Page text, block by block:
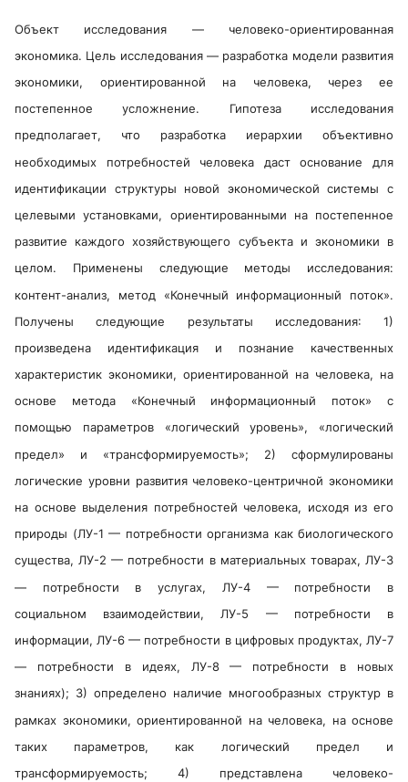
Объект исследования — человеко-ориентированная
экономика. Цель исследования — разработка модели развития
экономики, ориентированной на человека, через ее
постепенное усложнение. Гипотеза исследования
предполагает, что разработка иерархии объективно
необходимых потребностей человека даст основание для
идентификации структуры новой экономической системы с
целевыми установками, ориентированными на постепенное
развитие каждого хозяйствующего субъекта и экономики в
целом. Применены следующие методы исследования:
контент-анализ, метод «Конечный информационный поток».
Получены следующие результаты исследования: 1)
произведена идентификация и познание качественных
характеристик экономики, ориентированной на человека, на
основе метода «Конечный информационный поток» с
помощью параметров «логический уровень», «логический
предел» и «трансформируемость»; 2) сформулированы
логические уровни развития человеко-центричной экономики
на основе выделения потребностей человека, исходя из его
природы (ЛУ-1 — потребности организма как биологического
существа, ЛУ-2 — потребности в материальных товарах, ЛУ-3
— потребности в услугах, ЛУ-4 — потребности в
социальном взаимодействии, ЛУ-5 — потребности в
информации, ЛУ-6 — потребности в цифровых продуктах, ЛУ-7
— потребности в идеях, ЛУ-8 — потребности в новых
знаниях); 3) определено наличие многообразных структур в
рамках экономики, ориентированной на человека, на основе
таких параметров, как логический предел и
трансформируемость; 4) представлена человеко-